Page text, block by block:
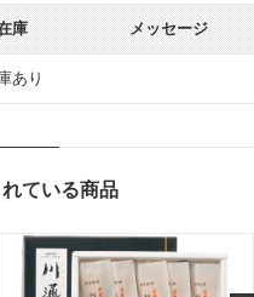
庫 メッセージ
あり
ている商品